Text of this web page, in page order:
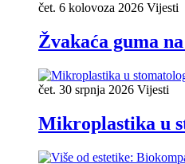
čet. 6 kolovoza 2026 Vijesti
Žvakaća guma
čet. 30 srpnja 2026 Vijesti
Mikroplastika u